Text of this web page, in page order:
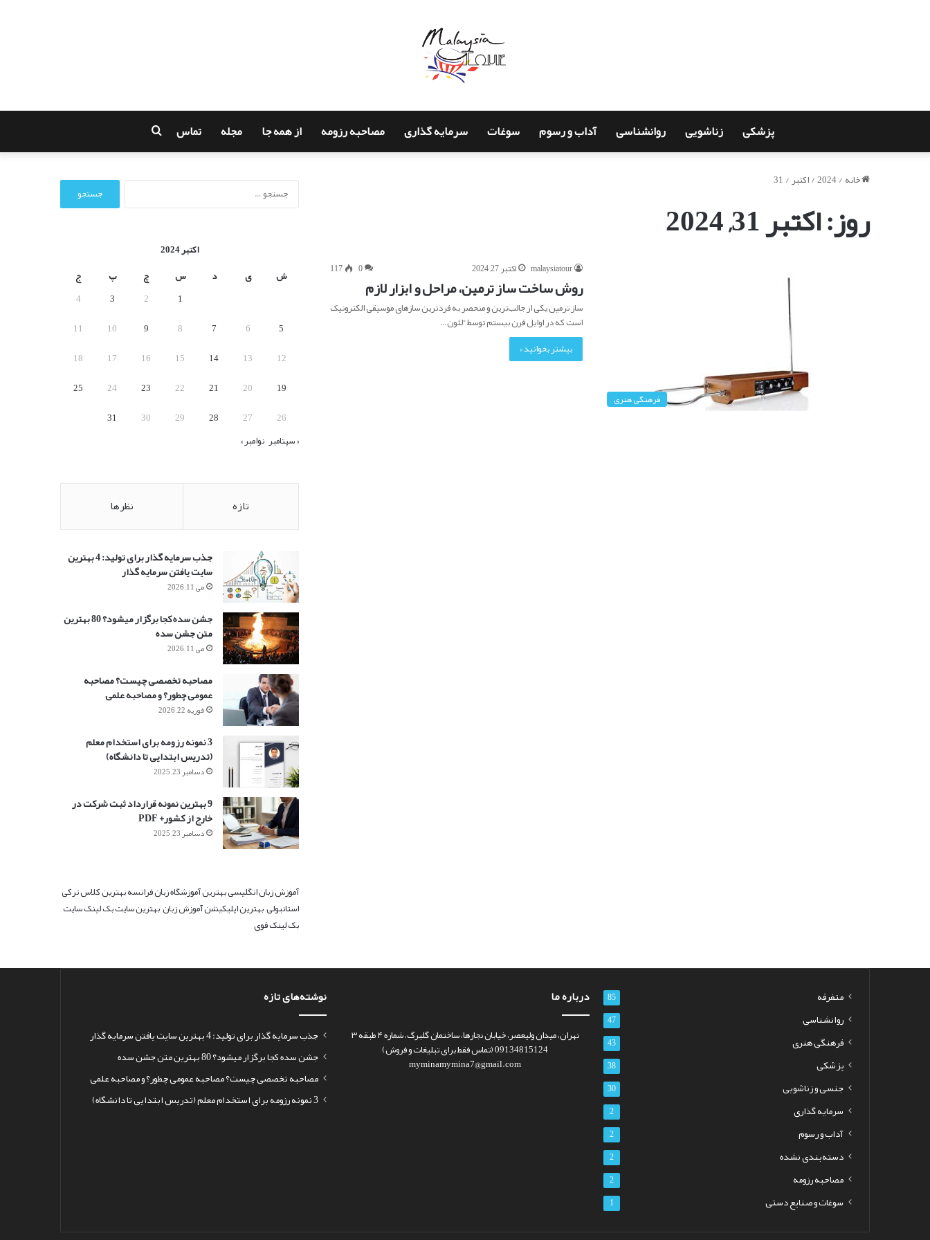
پزشکی زناشویی روانشناسی آداب و رسوم سوغات سرمایه گذاری مصاحبه رزومه از همه جا مجله تماس
خانه/
2024
/اکتبر/
31
روز:اکتبر 31, 2024
فرهنگی هنری
malaysiatour اکتبر 27, 2024 0
117
روش ساخت ساز ترمین، مراحل و ابزار لازم
ساز ترمین یکی از جالب‌ترین و منحصر به فردترین سازهای موسیقی الکترونیک
است که در اوایل قرن بیستم توسط “لئون…
بیشتر بخوانید »
ج
اکتبر 2024
ش
ی د س چ پ
ج
1
2
3
4
5
6
7
8
9
10
11
12
13
14
15
16
17
18
19
20
21
22
23
24
25
26
27
28
29
30
31
« سپتامبر نوامبر »
تازه نظرها
جذب سرمایه گذار برای تولید: 4 بهترین
سایت یافتن سرمایه گذار
می 11, 2026
جشن سده کجا برگزار میشود؟ 80 بهترین
متن جشن سده
می 11, 2026
مصاحبه تخصصی چیست؟ مصاحبه
عمومی چطور؟ و مصاحبه علمی
فوریه 22, 2026
3 نمونه رزومه برای استخدام معلم
(تدریس ابتدایی تا دانشگاه)
دسامبر 23, 2025
9 بهترین نمونه قرارداد ثبت شرکت در
خارج از کشور+ PDF
دسامبر 23, 2025
آموزش زبان انگلیسیبهترین آموزشگاه زبان فرانسهبهترین کلاس ترکی
استانبولیبهترین اپلیکیشن آموزش زبانبهترین سایت بک لینکسایت
بک لینک قوی
متفرقه 85
روانشناسی 47
فرهنگی هنری 43
پزشکی 38
جنسی و زناشویی 30
سرمایه گذاری 2
آداب و رسوم 2
دسته‌بندی نشده 2
مصاحبه رزومه 2
سوغات و صنایع دستی 1
درباره ما
تهران، میدان ولیعصر، خیابان نجارها، ساختمان گلبرگ، شماره ۴ طبقه ۳
09134815124 (تماس فقط برای تبلیغات و فروش)
myminamymina7@gmail.com
نوشته‌های تازه
جذب سرمایه گذار برای تولید: 4 بهترین سایت یافتن سرمایه گذار
جشن سده کجا برگزار میشود؟ 80 بهترین متن جشن سده
مصاحبه تخصصی چیست؟ مصاحبه عمومی چطور؟ و مصاحبه علمی
3 نمونه رزومه برای استخدام معلم (تدریس ابتدایی تا دانشگاه)